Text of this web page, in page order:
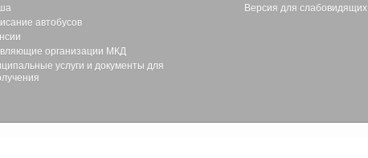
автобусов
организации МКД
услуги и документы для
Версия для слабовидящих